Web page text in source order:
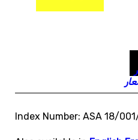
Index Number: ASA 18/